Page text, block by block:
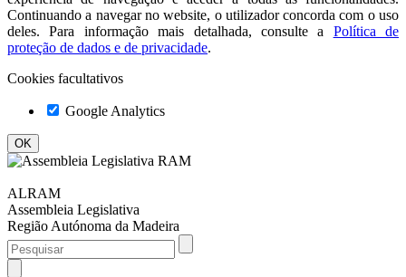
Continuando a navegar no website, o utilizador concorda com o uso
deles. Para informação mais detalhada, consulte a
Política de
proteção de dados e de privacidade.
Cookies facultativos
Google Analytics
ALRAM
Assembleia Legislativa
Região Autónoma da Madeira